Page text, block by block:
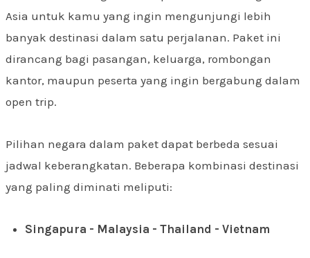
Asia untuk kamu yang ingin mengunjungi lebih
banyak destinasi dalam satu perjalanan. Paket ini
dirancang bagi pasangan, keluarga, rombongan
kantor, maupun peserta yang ingin bergabung dalam
open trip.
Pilihan negara dalam paket dapat berbeda sesuai
jadwal keberangkatan. Beberapa kombinasi destinasi
yang paling diminati meliputi:
Singapura - Malaysia - Thailand - Vietnam